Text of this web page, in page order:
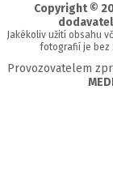
Copyright ©
Jakékoliv užití obsahu
fotografií je bez
Provozovatelem